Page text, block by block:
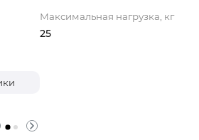
Максимальная нагрузка, кг
25